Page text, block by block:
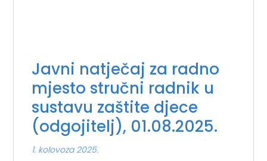
Javni natječaj za radno
mjesto stručni radnik u
sustavu zaštite djece
(odgojitelj), 01.08.2025.
1. kolovoza 2025.